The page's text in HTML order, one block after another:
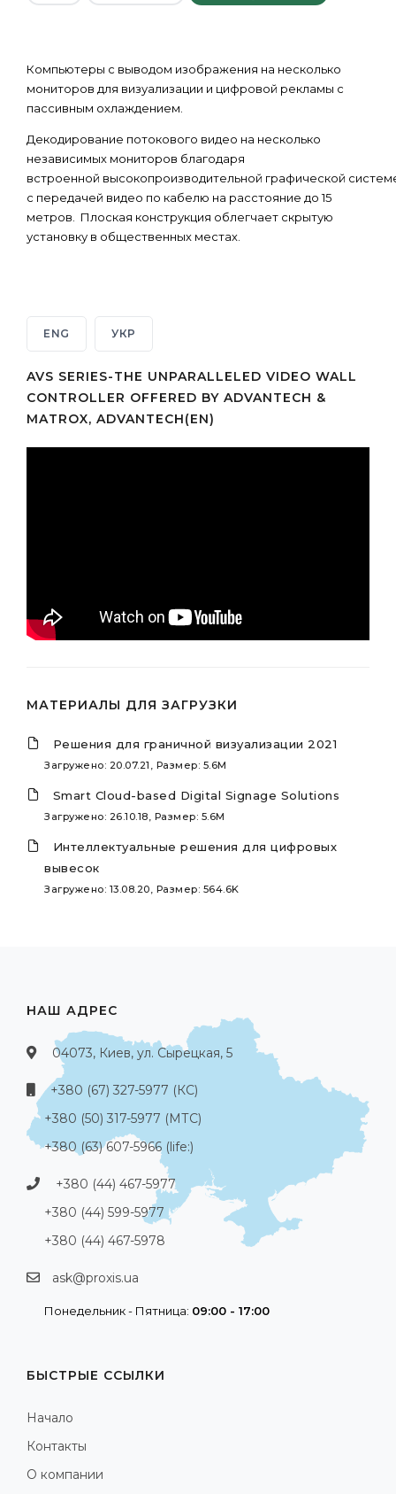
Компьютеры с выводом изображения на несколько
мониторов для визуализации и цифровой рекламы с
пассивным охлаждением.
Декодирование потокового видео на несколько
независимых мониторов благодаря
встроенной высокопроизводительной графической
с передачей видео по кабелю на расстояние до 15
метров. Плоская конструкция облегчает скрытую
установку в общественных местах.
ENG УКР
AVS SERIES-THE UNPARALLELED VIDEO WALL
CONTROLLER OFFERED BY ADVANTECH &
MATROX, ADVANTECH(EN)
МАТЕРИАЛЫ ДЛЯ ЗАГРУЗКИ
Решения для граничной визуализации 2021
Загружено: 20.07.21, Размер: 5.6M
Smart Cloud-based Digital Signage Solutions
Загружено: 26.10.18, Размер: 5.6M
Интеллектуальные решения для цифровых
вывесок
Загружено: 13.08.20, Размер: 564.6K
НАШ АДРЕС
04073, Киев, ул. Сырецкая, 5
+380 (67) 327-5977 (КС)
+380 (50) 317-5977 (МТС)
+380 (63) 607-5966 (life:)
+380 (44) 467-5977
+380 (44) 599-5977
+380 (44) 467-5978
ask@proxis.ua
Понедельник - Пятница: 09:00 - 17:00
БЫСТРЫЕ ССЫЛКИ
Начало
Контакты
О компании